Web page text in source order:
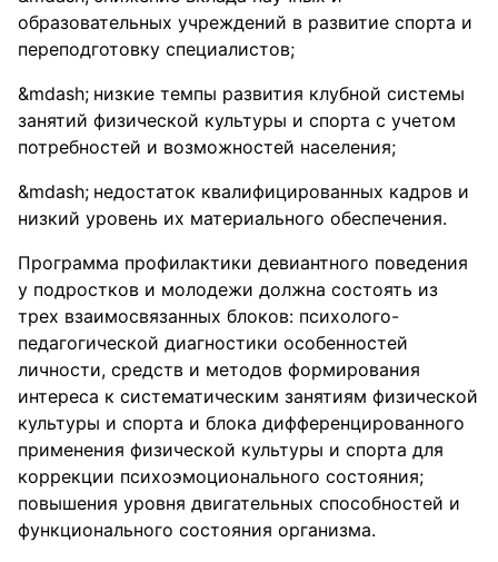
образовательных учреждений в развитие спорта и
переподготовку специалистов;
низкие темпы развития клубной системы
занятий физической культуры и спорта с учетом
потребностей и возможностей населения;
недостаток квалифицированных кадров и
низкий уровень их материального обеспечения.
Программа профилактики девиантного поведения
у подростков и молодежи должна состоять из
трех взаимосвязанных блоков: психолого-
педагогической диагностики особенностей
личности, средств и методов формирования
интереса к систематическим занятиям физической
культуры и спорта и блока дифференцированного
применения физической культуры и спорта для
коррекции психоэмоционального состояния;
повышения уровня двигательных способностей и
функционального состояния организма.